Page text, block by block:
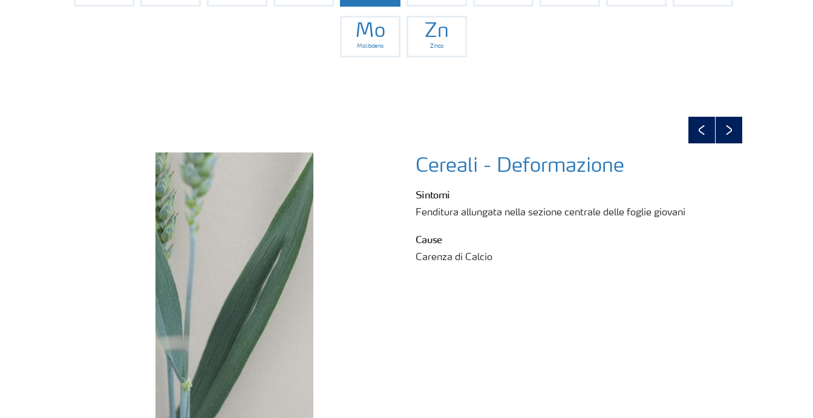
Sicurezza dei fertilizzanti
Calcolatore efficienza Azoto
Agricoltura rigenerativa
Richiesta di Offerta
Mo
Molibdeno
Zn
Zinco
PreviousNext
Cereali - Deformazione
Sintomi
Fenditura allungata nella sezione centrale delle foglie giovani
Cause
Carenza di Calcio